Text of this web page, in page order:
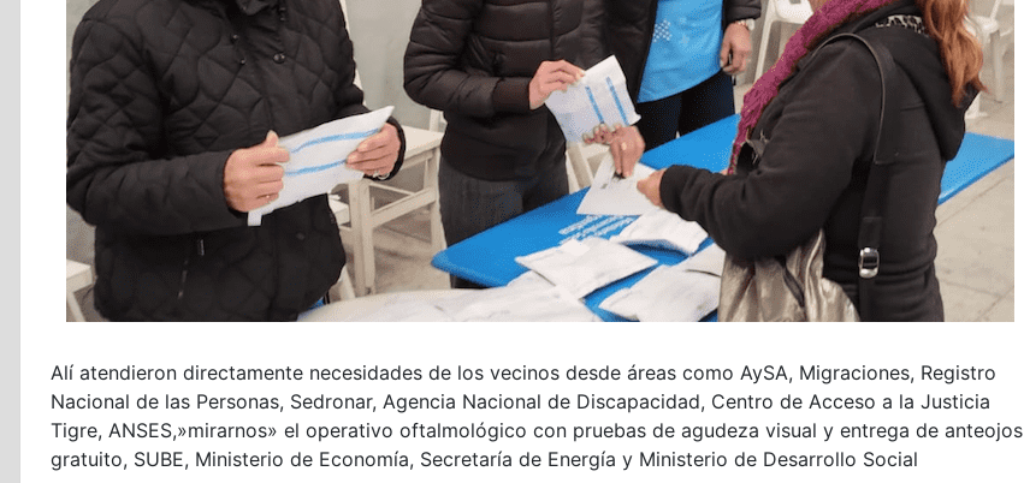
Alí atendieron directamente necesidades de los vecinos desde áreas como AySA, Migraciones, Registro
Nacional de las Personas, Sedronar, Agencia Nacional de Discapacidad, Centro de Acceso a la Justicia
Tigre, ANSES,»mirarnos» el operativo oftalmológico con pruebas de agudeza visual y entrega de anteojos
gratuito, SUBE, Ministerio de Economía, Secretaría de Energía y Ministerio de Desarrollo Social